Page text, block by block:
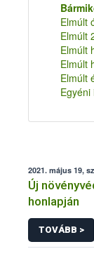
Elmúlt
Elmúlt
Elmúlt
Elmúlt
Elmúlt
2021. május 19,
Új
honlapján
TOVÁBB >